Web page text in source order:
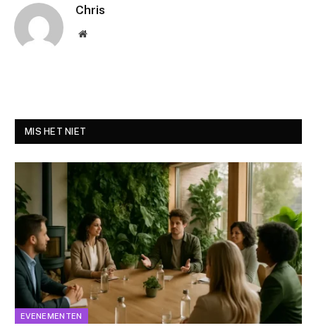
Chris
Website
MIS HET NIET
EVENEMENTEN